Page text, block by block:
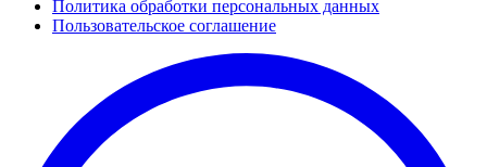
Политика обработки персональных данных
Пользовательское соглашение